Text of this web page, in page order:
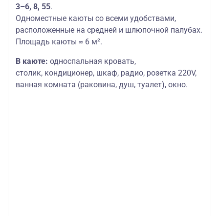
3–6, 8, 55.
Одноместные каюты со всеми удобствами,
расположенные на средней и шлюпочной палубах.
Площадь каюты ≈ 6 м².
В каюте: односпальная кровать,
столик, кондиционер, шкаф, радио, розетка 220V,
ванная комната (раковина, душ, туалет), окно.